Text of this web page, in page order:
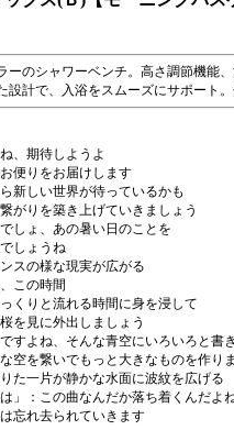
ーのシャワーベンチ。高さ調節機能
計で、入浴をスムーズにサポート
、期待しようよ
便りをお届けします
新しい世界が待っているかも
がりを築き上げていきましょう
しょ、あの暑い日のことを
しょうね
スの様な現実が広がる
この時間
っくりと流れる時間に身を浸して
を見に外出しましょう
すよね、そんな青空にいろいろと書
空を繋いでもっと大きなものを作り
た一片が静かな水面に波紋を広げる
」
：この曲なんだか落ち着くんだよ
忘れ去られていきます